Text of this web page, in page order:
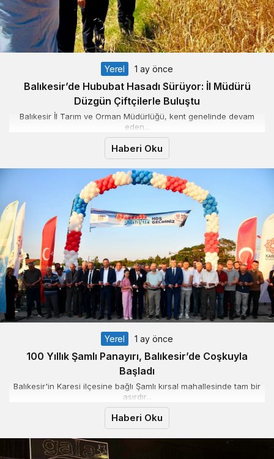
Yerel 1 ay önce
Balıkesir’de Hububat Hasadı Sürüyor: İl Müdürü
Düzgün Çiftçilerle Buluştu
Balıkesir İl Tarım ve Orman Müdürlüğü, kent genelinde devam
eden...
Haberi Oku
Yerel 1 ay önce
100 Yıllık Şamlı Panayırı, Balıkesir’de Coşkuyla
Başladı
Balıkesir'in Karesi ilçesine bağlı Şamlı kırsal mahallesinde tam bir
asırdır...
Haberi Oku